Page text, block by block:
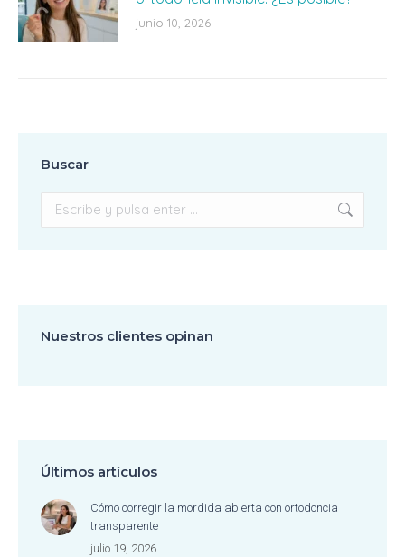
junio 10, 2026
Buscar
Nuestros clientes opinan
Últimos artículos
Cómo corregir la mordida abierta con ortodoncia
transparente
julio 19, 2026